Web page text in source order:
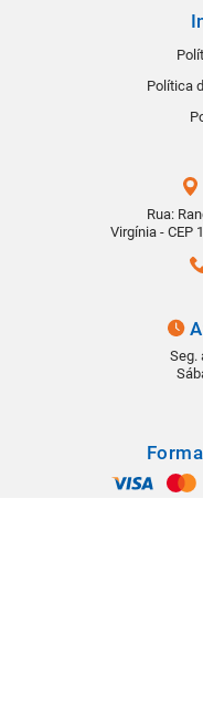
Política
Rua:
Virgínia - CEP
Seg.